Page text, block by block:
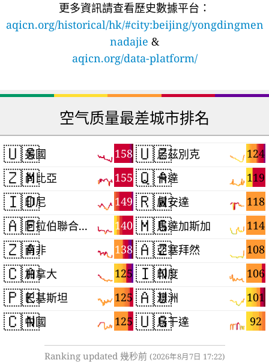
更多資訊請查看歷史數據平台：
aqicn.org/historical/hk/#city:beijing/yongdingmen
nadajie &
aqicn.org/data-platform/
空气质量最差城市排名
🇺🇸 158
美國
🇿🇲 155
尚比亞
🇮🇩 149
印尼
🇦🇪 140
阿拉伯聯合大公國
🇿🇦 138
南非
🇨🇦 125
加拿大
🇵🇰 125
巴基斯坦
🇨🇳 125
中國
🇺🇿 124
烏茲別克
🇶🇦 119
卡達
🇷🇼 118
盧安達
🇲🇬 114
馬達加斯加
🇦🇿 108
亞塞拜然
🇮🇳 106
印度
🇦🇺 101
澳洲
🇺🇬 92
烏干達
Ranking updated 幾秒前 (2026年8月7日 17:22)